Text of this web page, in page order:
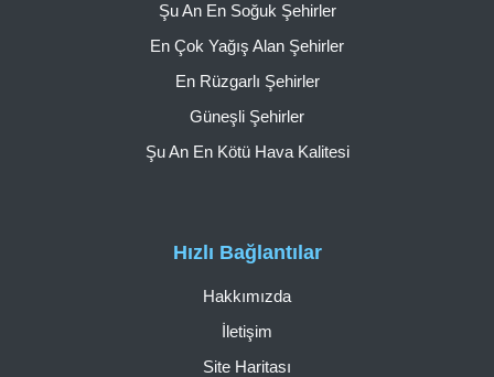
Hızlı Bağlantılar
Hakkımızda
İletişim
Site Haritası
Şu An En Soğuk Şehirler
En Çok Yağış Alan Şehirler
En Rüzgarlı Şehirler
Güneşli Şehirler
Şu An En Kötü Hava Kalitesi